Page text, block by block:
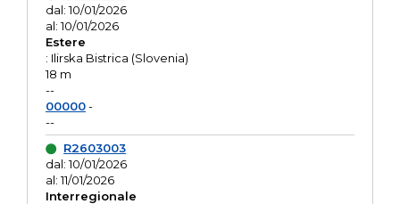
dal: 10/01/2026
al: 10/01/2026
Estere
: Ilirska Bistrica (Slovenia)
18 m
--
00000-
--
R2603003
dal: 10/01/2026
al: 11/01/2026
Interregionale